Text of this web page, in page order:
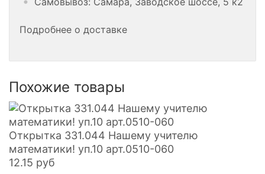
Подробнее о доставке
Похожие товары
Открытка 331.044 Нашему учителю
математики! уп.10 арт.0510-060
12.15 руб